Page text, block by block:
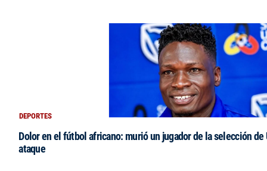
DEPORTES
Dolor en el fútbol africano: murió un jugador de la selección
ataque